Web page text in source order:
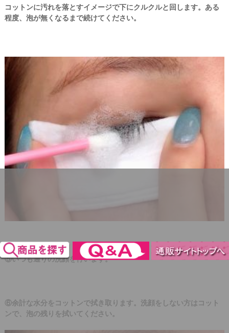
コットンに汚れを落とすイメージで下にクルクルと回します。ある
程度、泡が無くなるまで続けてください。
⑤いつも通りの洗顔を行います。
⑥余計な水分をコットンで拭き取ります。洗顔をしない方はコット
ンで、泡の残りを拭いてください。